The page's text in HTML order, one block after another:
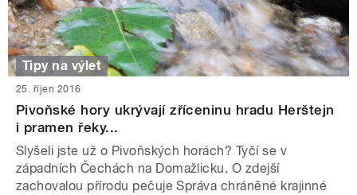
Tipy na výlet
25. říjen 2016
Pivoňské hory ukrývají zříceninu hradu Herštejn
i pramen řeky...
Slyšeli jste už o Pivoňských horách? Tyčí se v
západních Čechách na Domažlicku. O zdejší
zachovalou přírodu pečuje Správa chráněné krajinné